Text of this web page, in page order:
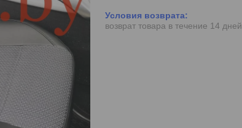
возврат товара в течение 14 дней